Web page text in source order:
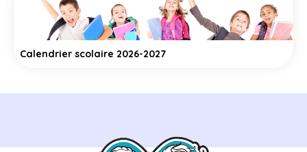
Calendrier scolaire 2026-2027